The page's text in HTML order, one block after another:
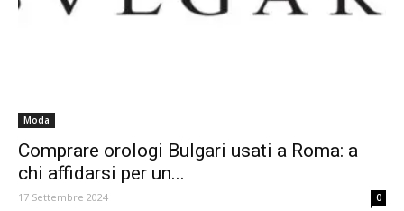
Moda
Comprare orologi Bulgari usati a Roma: a
chi affidarsi per un...
17 Settembre 2024 0